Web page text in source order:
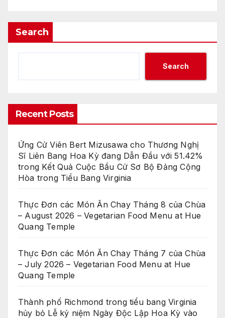
Search
Search
Recent Posts
Ứng Cử Viên Bert Mizusawa cho Thương Nghị
Sĩ Liên Bang Hoa Kỳ đang Dẫn Đầu với 51.42%
trong Kết Quả Cuộc Bầu Cử Sơ Bộ Đảng Cộng
Hòa trong Tiểu Bang Virginia
Thực Đơn các Món Ăn Chay Tháng 8 của Chùa
– August 2026 – Vegetarian Food Menu at Hue
Quang Temple
Thực Đơn các Món Ăn Chay Tháng 7 của Chùa
– July 2026 – Vegetarian Food Menu at Hue
Quang Temple
Thành phố Richmond trong tiểu bang Virginia
hủy bỏ Lễ kỷ niệm Ngày Độc Lập Hoa Kỳ vào